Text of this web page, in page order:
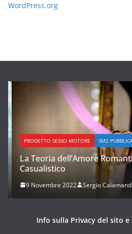
WordPress.org
PROGETTO SESSO MOTORE SM2
La Teoria dell’Amore
Casualistico
9 Novembre 2022 Sergio
Info sulla Privacy del sito